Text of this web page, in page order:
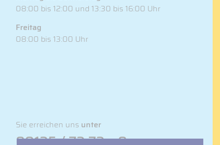
08:00 bis 12:00 und 13:30 bis 16:00 Uhr
Freitag
08:00 bis 13:00 Uhr
Sie erreichen uns unter